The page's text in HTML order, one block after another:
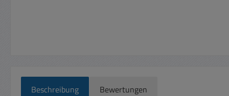
Beschreibung Bewertungen